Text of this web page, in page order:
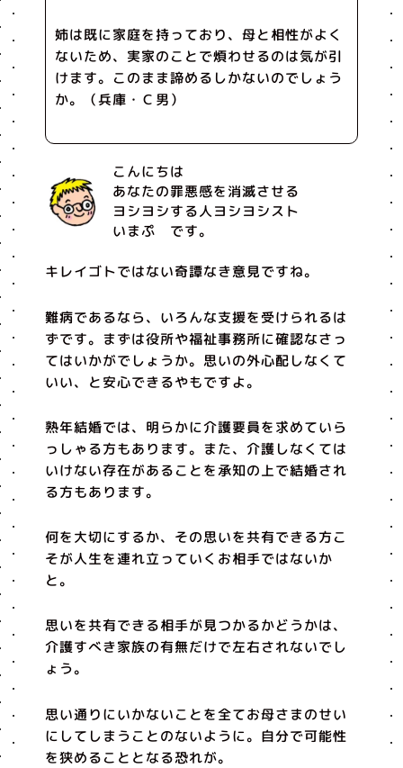
姉は既に家庭を持っており、母と相性がよく
ないため、実家のことで煩わせるのは気が引
けます。このまま諦めるしかないのでしょう
か。（兵庫・Ｃ男）
こんにちは
あなたの罪悪感を消滅させる
ヨシヨシする人ヨシヨシスト
いまぷ です。
キレイゴトではない奇譚なき意見ですね。
難病であるなら、いろんな支援を受けられるは
ずです。まずは役所や福祉事務所に確認なさっ
てはいかがでしょうか。思いの外心配しなくて
いい、と安心できるやもですよ。
熟年結婚では、明らかに介護要員を求めていら
っしゃる方もあります。また、介護しなくては
いけない存在があることを承知の上で結婚され
る方もあります。
何を大切にするか、その思いを共有できる方こ
そが人生を連れ立っていくお相手ではないか
と。
思いを共有できる相手が見つかるかどうかは、
介護すべき家族の有無だけで左右されないでし
ょう。
思い通りにいかないことを全てお母さまのせい
にしてしまうことのないように。自分で可能性
を狭めることとなる恐れが。